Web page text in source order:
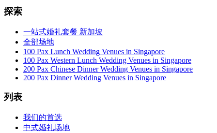
探索
一站式婚礼套餐 新加坡
全部场地
100 Pax Lunch Wedding Venues in Singapore
100 Pax Western Lunch Wedding Venues in Singapore
200 Pax Chinese Dinner Wedding Venues in Singapore
200 Pax Dinner Wedding Venues in Singapore
列表
我们的首选
中式婚礼场地